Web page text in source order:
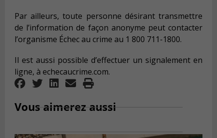
Par ailleurs, toute personne désirant transmettre
de l’information de façon anonyme peut contacter
l’organisme Échec au crime au 1 800 711-1800.
Il est aussi possible d’effectuer un signalement en
ligne, à echecaucrime.com.
Vous aimerez aussi